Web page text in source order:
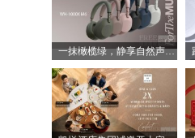
一抹橄榄绿，静享自然声 索尼WH-1000XM6橄